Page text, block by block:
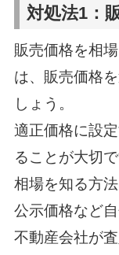
対処法1：
販売価格を相
は、販売価格
しょう。
適正価格に設
ることが大切で
相場を知る方
公示価格など
不動産会社が